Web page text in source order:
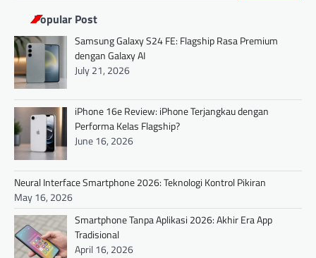
n
a
v
i
g
a
t
i
o
n
Popular Post
Samsung Galaxy S24 FE: Flagship Rasa Premium
dengan Galaxy AI
July 21, 2026
iPhone 16e Review: iPhone Terjangkau dengan
Performa Kelas Flagship?
June 16, 2026
Neural Interface Smartphone 2026: Teknologi Kontrol Pikiran
May 16, 2026
Smartphone Tanpa Aplikasi 2026: Akhir Era App
Tradisional
April 16, 2026